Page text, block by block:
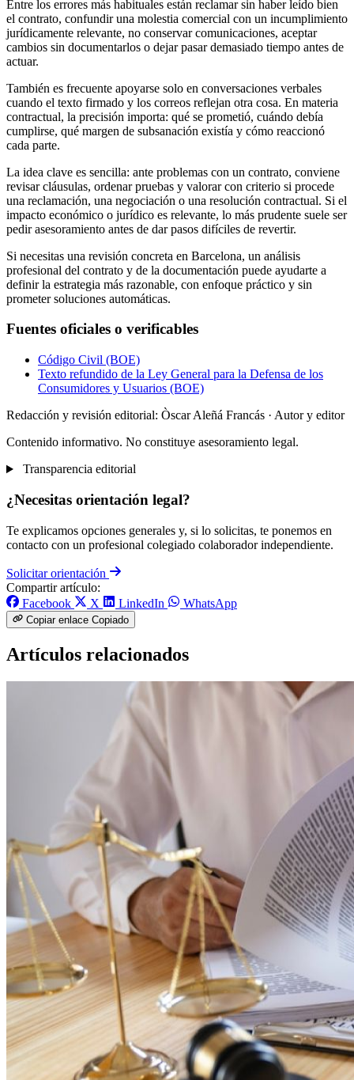
Entre los errores más habituales están reclamar sin haber leído bien
el contrato, confundir una molestia comercial con un incumplimiento
jurídicamente relevante, no conservar comunicaciones, aceptar
cambios sin documentarlos o dejar pasar demasiado tiempo antes de
actuar.
También es frecuente apoyarse solo en conversaciones verbales
cuando el texto firmado y los correos reflejan otra cosa. En materia
contractual, la precisión importa: qué se prometió, cuándo debía
cumplirse, qué margen de subsanación existía y cómo reaccionó
cada parte.
La idea clave es sencilla: ante problemas con un contrato, conviene
revisar cláusulas, ordenar pruebas y valorar con criterio si procede
una reclamación, una negociación o una resolución contractual. Si el
impacto económico o jurídico es relevante, lo más prudente suele ser
pedir asesoramiento antes de dar pasos difíciles de revertir.
Si necesitas una revisión concreta en Barcelona, un análisis
profesional del contrato y de la documentación puede ayudarte a
definir la estrategia más razonable, con enfoque práctico y sin
prometer soluciones automáticas.
Fuentes oficiales o verificables
Código Civil (BOE)
Texto refundido de la Ley General para la Defensa de los
Consumidores y Usuarios (BOE)
Redacción y revisión editorial: Òscar Aleñá Francás · Autor y editor
Contenido informativo. No constituye asesoramiento legal.
Transparencia editorial
¿Necesitas orientación legal?
Te explicamos opciones generales y, si lo solicitas, te ponemos en
contacto con un profesional colegiado colaborador independiente.
Solicitar orientación
Compartir artículo:
Facebook
X LinkedIn WhatsApp
Copiar enlace Copiado
Artículos relacionados